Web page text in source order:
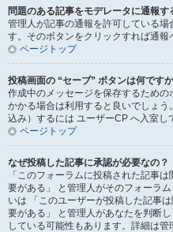
問題のある記事をモデレータに通報す
管理人が記事の通報を許可している
す。そのボタンをクリックすれば通報
ページトップ
投稿画面の “セーブ” ボタンは何です
作成中のメッセージを保存するため
かかる場合は利用すると良いでしょ
込み）するには ユーザーCP へ入室し
ページトップ
なぜ投稿した記事に承認が必要なの？
「このフォーラムに投稿された記事
要がある」 と管理人がそのフォーラ
いは 「このユーザーが投稿した記事
要がある」 と管理人があなたを判断
している可能性もあります。詳細は管